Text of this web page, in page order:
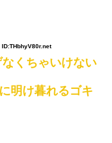
くちゃいけない
明け暮れるゴキ